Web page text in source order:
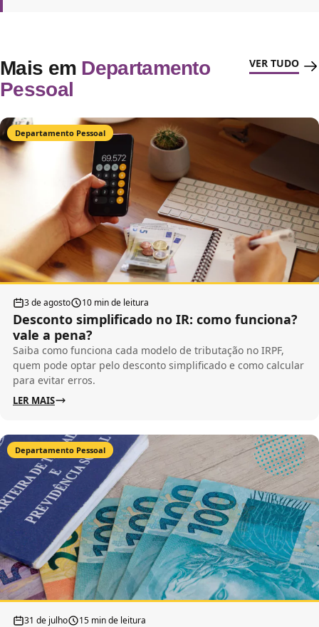
Mais em Departamento
Pessoal
VER TUDO
Departamento Pessoal
3 de agosto 10 min de leitura
Desconto simplificado no IR: como funciona?
vale a pena?
Saiba como funciona cada modelo de tributação no IRPF,
quem pode optar pelo desconto simplificado e como calcular
para evitar erros.
LER MAIS
Departamento Pessoal
31 de julho 15 min de leitura